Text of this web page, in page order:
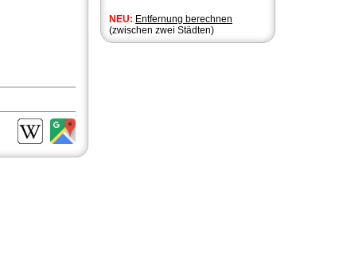
NEU: Entfernung berechnen
(zwischen zwei Städten)